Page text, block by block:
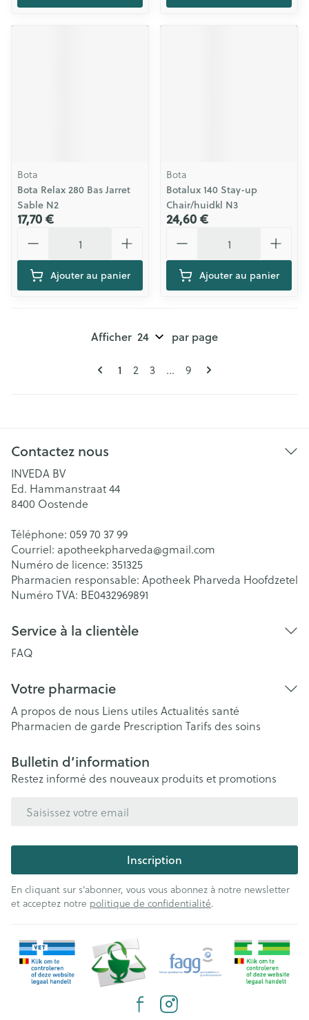
Bota
Bota Relax 280 Bas Jarret
Sable N2
17,70 €
Ajouter au panier
Bota
Botalux 140 Stay-up
Chair/huidkl N3
24,60 €
Ajouter au panier
Pages
Vous lisez actuellement la page
1 Page
2 Page
3 ... Page
9
Afficher par page
Contactez nous
INVEDA BV
Ed. Hammanstraat 44
8400 Oostende
Téléphone: 059 70 37 99
Courriel: apotheekpharveda@gmail.com
Numéro de licence: 351325
Pharmacien responsable: Apotheek Pharveda Hoofdzetel
Numéro TVA: BE0432969891
Service à la clientèle
FAQ
Votre pharmacie
A propos de nous Liens utiles Actualités santé
Pharmacien de garde Prescription Tarifs des soins
Bulletin d’information
Restez informé des nouveaux produits et promotions
Inscription
En cliquant sur s'abonner, vous vous abonnez à notre newsletter
et acceptez notre politique de confidentialité.